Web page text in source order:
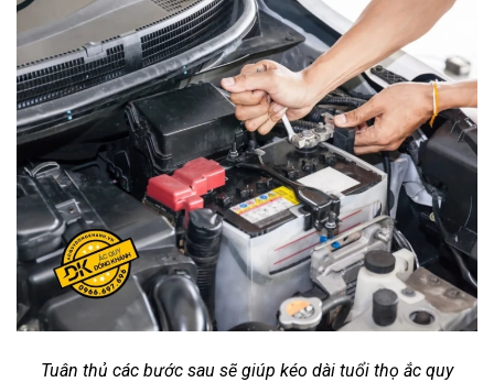
Tuân thủ các bước sau sẽ giúp kéo dài tuổi thọ ắc quy